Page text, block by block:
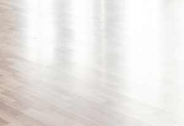
för
lokal får